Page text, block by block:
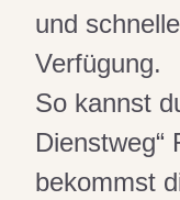
und
Verfügung.
So kannst
Dienstweg“
bekommst